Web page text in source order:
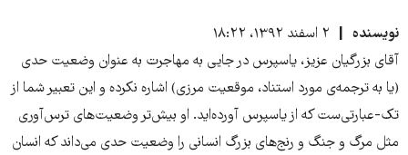
نویسنده
۲ اسفند ۱۳۹۲، ۱۸:۲۲
آقای بزرگیان عزیز، یاسپرس در جایی به مهاجرت به عنوان وضعیت حدی
(یا به ترجمه‌ی مورد استناد، موقعیت مرزی) اشاره نکرده و این تعبیر شما از
تک-عبارتی‌ست که از یاسپرس آورده‌اید. او بیش‌تر وضعیت‌های ترس‌آوری
مثل مرگ و جنگ و رنج‌های بزرگ انسانی را وضعیت حدی می‌داند که انسان